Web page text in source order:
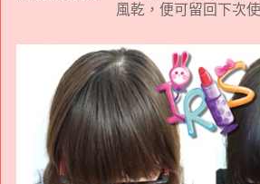
風乾，便可留回下次